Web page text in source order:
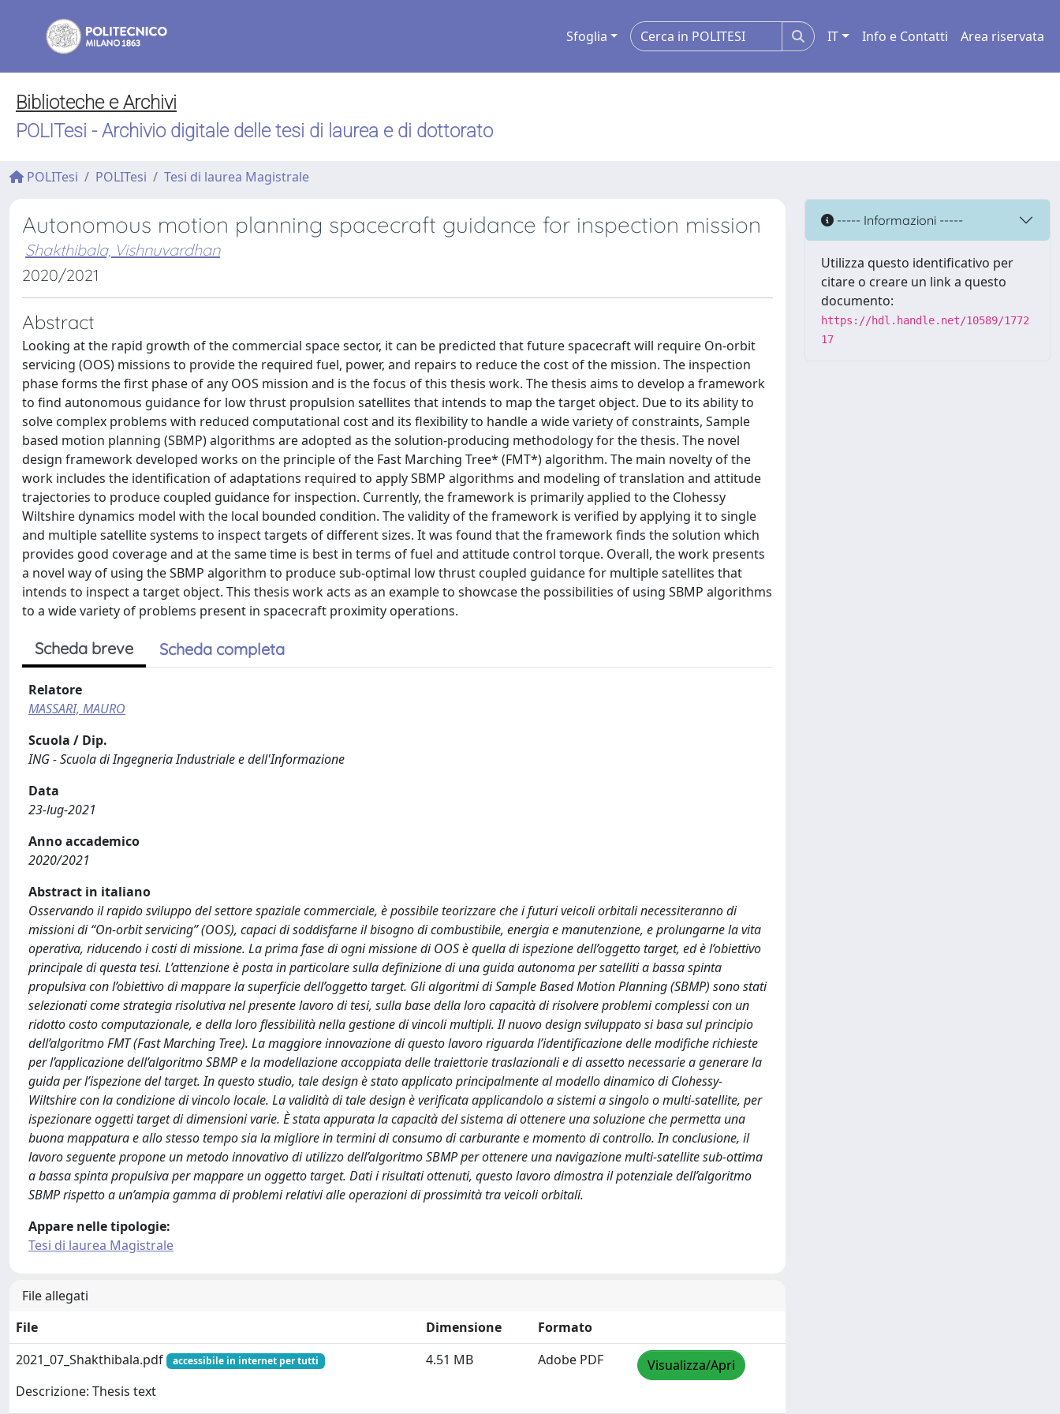
Sfoglia IT Info e Contatti Area riservata
Biblioteche e Archivi
POLITesi - Archivio digitale delle tesi di laurea e di dottorato
POLITesi POLITesi Tesi di laurea Magistrale
Autonomous motion planning spacecraft guidance for inspection mission
Shakthibala, Vishnuvardhan
2020/2021
Abstract
Looking at the rapid growth of the commercial space sector, it can be predicted that future spacecraft will require On-orbit
servicing (OOS) missions to provide the required fuel, power, and repairs to reduce the cost of the mission. The inspection
phase forms the first phase of any OOS mission and is the focus of this thesis work. The thesis aims to develop a framework
to find autonomous guidance for low thrust propulsion satellites that intends to map the target object. Due to its ability to
solve complex problems with reduced computational cost and its flexibility to handle a wide variety of constraints, Sample
based motion planning (SBMP) algorithms are adopted as the solution-producing methodology for the thesis. The novel
design framework developed works on the principle of the Fast Marching Tree* (FMT*) algorithm. The main novelty of the
work includes the identification of adaptations required to apply SBMP algorithms and modeling of translation and attitude
trajectories to produce coupled guidance for inspection. Currently, the framework is primarily applied to the Clohessy
Wiltshire dynamics model with the local bounded condition. The validity of the framework is verified by applying it to single
and multiple satellite systems to inspect targets of different sizes. It was found that the framework finds the solution which
provides good coverage and at the same time is best in terms of fuel and attitude control torque. Overall, the work presents
a novel way of using the SBMP algorithm to produce sub-optimal low thrust coupled guidance for multiple satellites that
intends to inspect a target object. This thesis work acts as an example to showcase the possibilities of using SBMP algorithms
to a wide variety of problems present in spacecraft proximity operations.
Scheda breve Scheda completa
Relatore
MASSARI, MAURO
Scuola / Dip.
ING - Scuola di Ingegneria Industriale e dell'Informazione
Data
23-lug-2021
Anno accademico
2020/2021
Abstract in italiano
Osservando il rapido sviluppo del settore spaziale commerciale, è possibile teorizzare che i futuri veicoli orbitali necessiteranno di
missioni di “On-orbit servicing” (OOS), capaci di soddisfarne il bisogno di combustibile, energia e manutenzione, e prolungarne la vita
operativa, riducendo i costi di missione. La prima fase di ogni missione di OOS è quella di ispezione dell’oggetto target, ed è l’obiettivo
principale di questa tesi. L’attenzione è posta in particolare sulla definizione di una guida autonoma per satelliti a bassa spinta
propulsiva con l’obiettivo di mappare la superficie dell’oggetto target. Gli algoritmi di Sample Based Motion Planning (SBMP) sono stati
selezionati come strategia risolutiva nel presente lavoro di tesi, sulla base della loro capacità di risolvere problemi complessi con un
ridotto costo computazionale, e della loro flessibilità nella gestione di vincoli multipli. Il nuovo design sviluppato si basa sul principio
dell’algoritmo FMT (Fast Marching Tree). La maggiore innovazione di questo lavoro riguarda l’identificazione delle modifiche richieste
per l’applicazione dell’algoritmo SBMP e la modellazione accoppiata delle traiettorie traslazionali e di assetto necessarie a generare la
guida per l’ispezione del target. In questo studio, tale design è stato applicato principalmente al modello dinamico di Clohessy-
Wiltshire con la condizione di vincolo locale. La validità di tale design è verificata applicandolo a sistemi a singolo o multi-satellite, per
ispezionare oggetti target di dimensioni varie. È stata appurata la capacità del sistema di ottenere una soluzione che permetta una
buona mappatura e allo stesso tempo sia la migliore in termini di consumo di carburante e momento di controllo. In conclusione, il
lavoro seguente propone un metodo innovativo di utilizzo dell’algoritmo SBMP per ottenere una navigazione multi-satellite sub-ottima
a bassa spinta propulsiva per mappare un oggetto target. Dati i risultati ottenuti, questo lavoro dimostra il potenziale dell’algoritmo
SBMP rispetto a un’ampia gamma di problemi relativi alle operazioni di prossimità tra veicoli orbitali.
Appare nelle tipologie:
Tesi di laurea Magistrale
File allegati
File
Dimensione
Formato
2021_07_Shakthibala.pdf
accessibile in internet per tutti
Descrizione: Thesis text
4.51 MB Adobe PDF Visualizza/Apri
----- Informazioni -----
Utilizza questo identificativo per
citare o creare un link a questo
documento:
https://hdl.handle.net/10589/1772
17